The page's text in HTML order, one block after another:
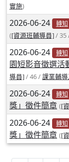
實施)
2026-06-24 轉知
([資源班輔導員] / 35
2026-06-24 轉知
園短影音徵選活
導員] / 46 / 課業輔
2026-06-24 轉知
獎」徵件簡章 ([
2026-06-24 轉知
獎」徵件簡章 ([